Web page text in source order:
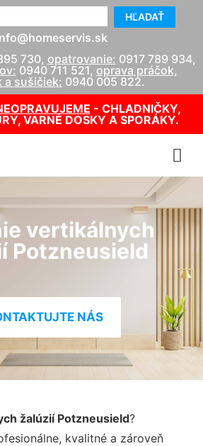
HĽADAŤ
730, opatrovanie: 0917 789 934,
0940 711 521, oprava práčok,
a sušičiek: 0940 005 822.
- CHLADNIČKY,
VARNÉ DOSKY A SPORÁKY.
vertikálnych
Potzneusield
NÁS
žalúzií Potzneusield?
kvalitné a zároveň